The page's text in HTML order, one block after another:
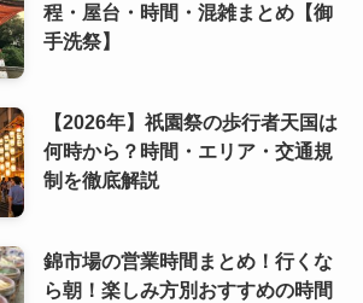
程・屋台・時間・混雑まとめ【御
手洗祭】
【2026年】祇園祭の歩行者天国は
何時から？時間・エリア・交通規
制を徹底解説
錦市場の営業時間まとめ！行くな
ら朝！楽しみ方別おすすめの時間